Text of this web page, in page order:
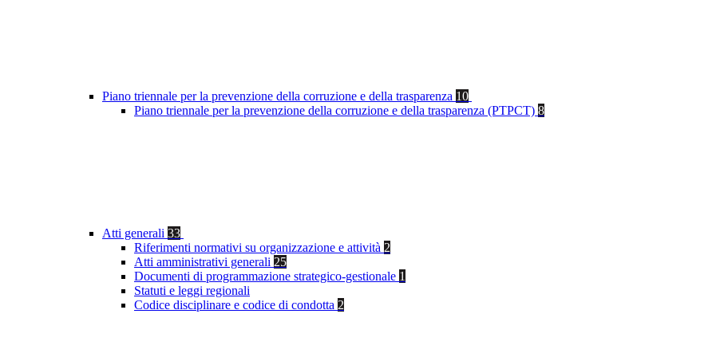
Piano triennale per la prevenzione della corruzione e della trasparenza 10
Piano triennale per la prevenzione della corruzione e della trasparenza (PTPCT) 8
Atti generali 33
Riferimenti normativi su organizzazione e attività 2
Atti amministrativi generali 25
Documenti di programmazione strategico-gestionale 1
Statuti e leggi regionali
Codice disciplinare e codice di condotta 2